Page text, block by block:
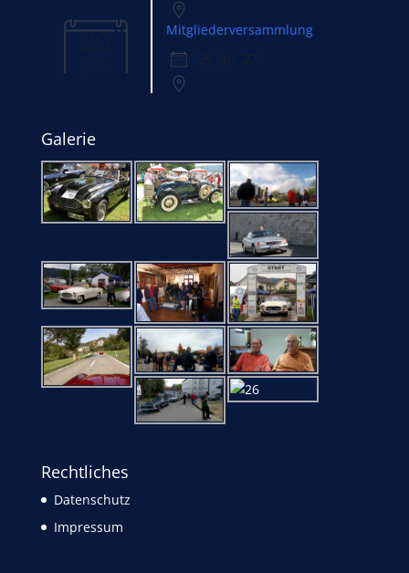
29
Mitgliederversammlung
29 Jan. 27
Galerie
Rechtliches
Datenschutz
Impressum